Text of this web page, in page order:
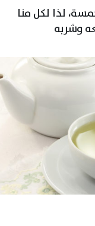
لذا لكل منا
وشربه